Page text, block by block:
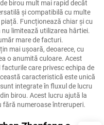
birou mult mai rapid decât
și compatibilă cu multe
Funcționează chiar și cu
limitează utilizarea hârtiei.
mare de facturi.
mai ușoară, deoarece, cu
o anumită culoare. Acest
care privesc echipa de
caracteristică este unică
integrate în fluxul de lucru
birou. Acest lucru ajută la
fără numeroase întreruperi.